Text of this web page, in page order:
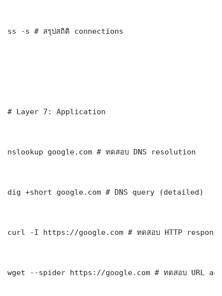
ss -s # สรุปสถิติ connections
# Layer 7: Application
nslookup google.com # ทดสอบ DNS resolution
dig +short google.com # DNS query (detailed)
curl -I https://google.com # ทดสอบ HTTP
wget --spider https://google.com # ทดสอบ URL